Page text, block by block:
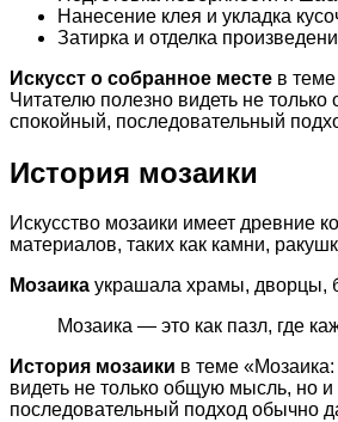
Нанесение клея и укладка
Затирка и отделка
Искусст о собранное месте в
Читателю полезно видеть не
спокойный, последовательный
История мозаики
Искусство мозаики имеет древние
материалов, таких как камни,
Мозаика украшала храмы, дворцы,
Мозаика — это как пазл, где
История мозаики в теме
видеть не только общую мысль, но
последовательный подход обычно